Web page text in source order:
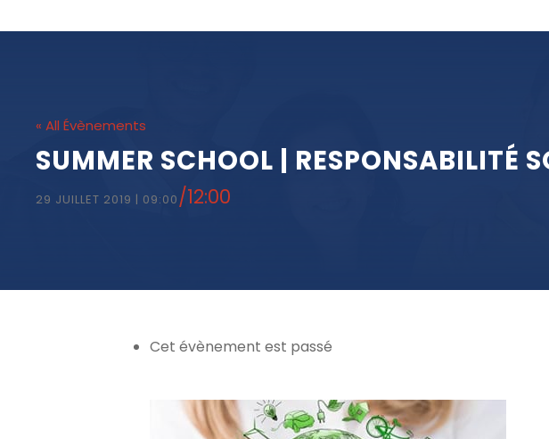
« All Évènements
SUMMER SCHOOL | RESPONSABILITÉ
29 JUILLET 2019 | 09:00 /12:00
Cet évènement est passé